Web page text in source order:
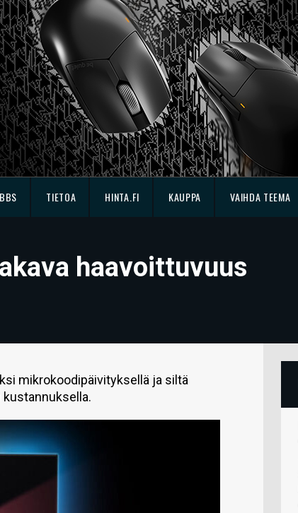
TIETOA HINTA.FI KAUPPA VAIHDA TEEMA
haavoittuvuus
mikrokoodipäivityksellä ja siltä